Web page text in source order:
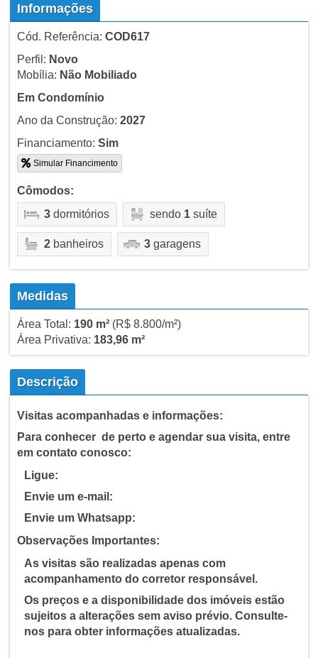
Informações
Cód. Referência: COD617
Perfil: Novo
Mobília: Não Mobiliado
Em Condomínio
Ano da Construção: 2027
Financiamento: Sim
Simular Financimento
Cômodos:
3dormitórios sendo 1suíte
2banheiros 3garagens
Medidas
Área Total: 190 m²(R$ 8.800/m²)
Área Privativa: 183,96 m²
Descrição
Visitas acompanhadas e informações:
Para conhecer de perto e agendar sua visita, entre
em contato conosco:
Ligue:
Envie um e-mail:
Envie um Whatsapp:
Observações Importantes:
As visitas são realizadas apenas com
acompanhamento do corretor responsável.
Os preços e a disponibilidade dos imóveis estão
sujeitos a alterações sem aviso prévio. Consulte-
nos para obter informações atualizadas.